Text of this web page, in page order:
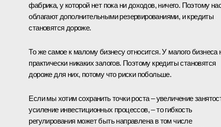
фабрика, у которой нет пока ни доходов, ничего. Поэтому
облагают дополнительными резервированиями, и кредиты
становятся дороже.
То же самое к малому бизнесу относится. У малого бизнеса
практически никаких залогов. Поэтому кредиты становятся
дороже для них, потому что риски побольше.
Если мы хотим сохранить точки роста – увеличение
усиление инвестиционных процессов, – то гибкость
регулирования может быть направлена в том числе